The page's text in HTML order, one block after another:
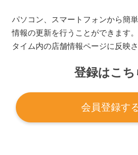
パソコン、スマートフォンから簡
情報の更新を行うことができます
タイム内の店舗情報ページに反映さ
登録はこち
会員登録す